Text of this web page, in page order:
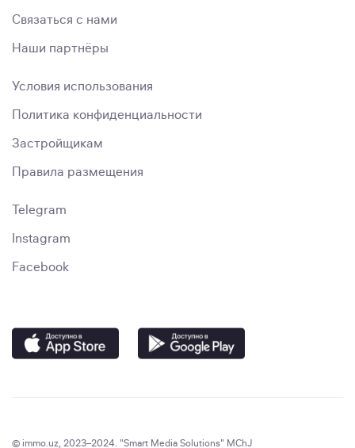
Связаться с нами
Наши партнёры
Условия использования
Политика конфиденциальности
Застройщикам
Правила размещения
Telegram
Instagram
Facebook
© immo.uz, 2023–2024. "Smart Media Solutions" MChJ